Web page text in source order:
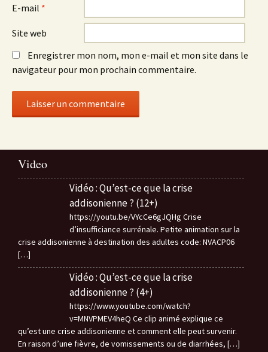
E-mail *
Site web
Enregistrer mon nom, mon e-mail et mon site dans le
navigateur pour mon prochain commentaire.
Video
Vidéo : Qu’est-ce que la crise
addisonienne ? (12+)
https://youtu.be/VYcCe6gJQHg Crise
d’insufficiance surrénale. Petite animation sur la
crise addisonienne à destination des adultes code: NVACP06
[…]
Vidéo : Qu’est-ce que la crise
addisonienne ? (4+)
https://www.youtube.com/watch?
v=MNVPMEV4heQ Ce clip animé explique ce
qu’est une crise addisonienne et comment elle peut survenir.
En raison d’une fièvre, de vomissements ou de diarrhées, […]